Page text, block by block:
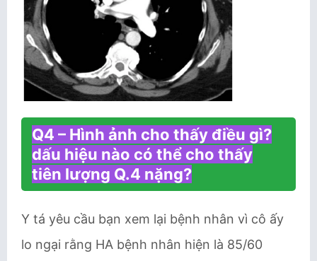
Q4 – Hình ảnh cho thấy điều gì?
dấu hiệu nào có thể cho thấy
tiên lượng Q.4 nặng?
Y tá yêu cầu bạn xem lại bệnh nhân vì cô ấy
lo ngại rằng HA bệnh nhân hiện là 85/60